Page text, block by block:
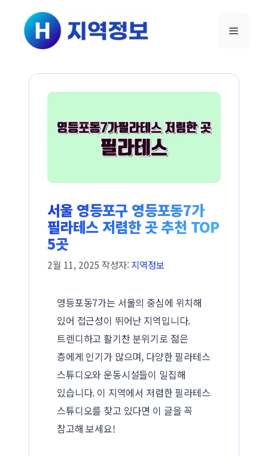
건너뛰기
메뉴
서울 영등포구 영등포동7가
필라테스 저렴한 곳 추천 TOP
5곳
2월 11, 2025 작성자: 지역정보
영등포동7가는 서울의 중심에 위치해
있어 접근성이 뛰어난 지역입니다.
트렌디하고 활기찬 분위기로 젊은
층에게 인기가 많으며, 다양한 필라테스
스튜디오와 운동시설들이 밀집해
있습니다. 이 지역에서 저렴한 필라테스
스튜디오를 찾고 있다면 이 글을 꼭
참고해 보세요!